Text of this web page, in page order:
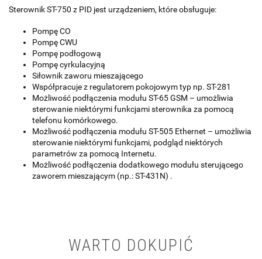
Sterownik ST-750 z PID jest urządzeniem, które obsługuje:
Pompę CO
Pompę CWU
Pompę podłogową
Pompę cyrkulacyjną
Siłownik zaworu mieszającego
Współpracuje z regulatorem pokojowym typ np. ST-281
Możliwość podłączenia modułu ST-65 GSM – umożliwia
sterowanie niektórymi funkcjami sterownika za pomocą
telefonu komórkowego.
Możliwość podłączenia modułu ST-505 Ethernet – umożliwia
sterowanie niektórymi funkcjami, podgląd niektórych
parametrów za pomocą Internetu.
Możliwość podłączenia dodatkowego modułu sterującego
zaworem mieszającym (np.: ST-431N) .
WARTO DOKUPIĆ